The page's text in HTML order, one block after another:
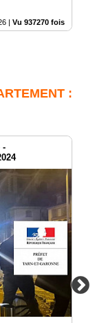
| Vu 937270 fois
:
-